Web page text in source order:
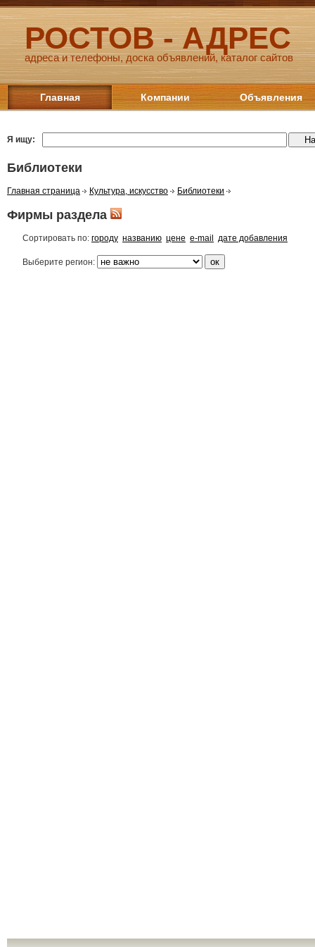
РОСТОВ - АДРЕС
адреса и телефоны, доска объявлений, каталог сайтов
Главная Компании Объявления
Я ищу:
Библиотеки
Главная страница Культура, искусство Библиотеки
Фирмы раздела
Сортировать по: городу названию цене e-mail дате добавления
Выберите регион: